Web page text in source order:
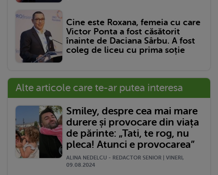
Cine este Roxana, femeia cu care
Victor Ponta a fost căsătorit
înainte de Daciana Sârbu. A fost
coleg de liceu cu prima soție
Alte articole care te-ar putea interesa
Smiley, despre cea mai mare
durere și provocare din viața
de părinte: „Tati, te rog, nu
pleca! Atunci e provocarea”
ALINA NEDELCU - REDACTOR SENIOR | VINERI,
09.08.2024